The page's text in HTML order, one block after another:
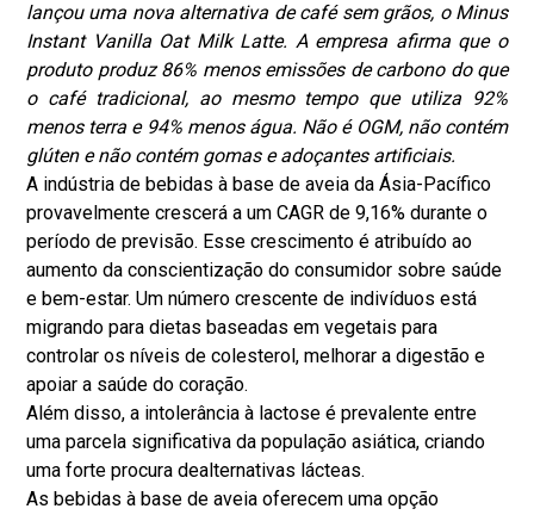
lançou uma nova alternativa de café sem grãos, o Minus
Instant Vanilla Oat Milk Latte. A empresa afirma que o
produto produz 86% menos emissões de carbono do que
o café tradicional, ao mesmo tempo que utiliza 92%
menos terra e 94% menos água. Não é OGM, não contém
glúten e não contém gomas e adoçantes artificiais.
A indústria de bebidas à base de aveia da Ásia-Pacífico
provavelmente crescerá a um CAGR de 9,16% durante o
período de previsão. Esse crescimento é atribuído ao
aumento da conscientização do consumidor sobre saúde
e bem-estar. Um número crescente de indivíduos está
migrando para dietas baseadas em vegetais para
controlar os níveis de colesterol, melhorar a digestão e
apoiar a saúde do coração.
Além disso, a intolerância à lactose é prevalente entre
uma parcela significativa da população asiática, criando
uma forte procura dealternativas lácteas.
As bebidas à base de aveia oferecem uma opção